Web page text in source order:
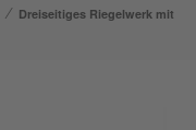
⁄ Dreiseitiges Riegelwerk mit